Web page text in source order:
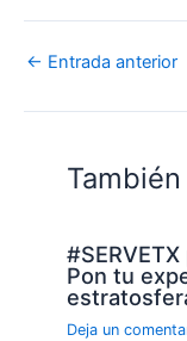
← Entrada anterior
Pon tu
Deja un